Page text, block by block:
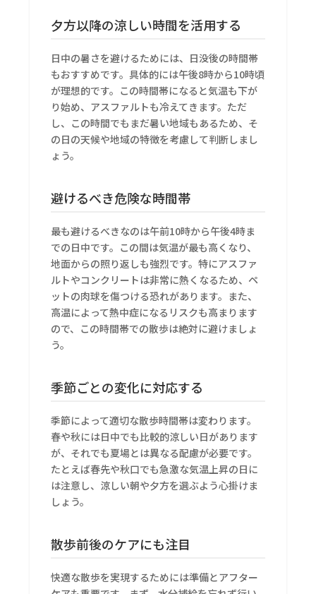
夕方以降の涼しい時間を活用する
日中の暑さを避けるためには、日没後の時間帯
もおすすめです。具体的には午後8時から10時頃
が理想的です。この時間帯になると気温も下が
り始め、アスファルトも冷えてきます。ただ
し、この時間でもまだ暑い地域もあるため、そ
の日の天候や地域の特徴を考慮して判断しまし
ょう。
避けるべき危険な時間帯
最も避けるべきなのは午前10時から午後4時ま
での日中です。この間は気温が最も高くなり、
地面からの照り返しも強烈です。特にアスファ
ルトやコンクリートは非常に熱くなるため、ペ
ットの肉球を傷つける恐れがあります。また、
高温によって熱中症になるリスクも高まります
ので、この時間帯での散歩は絶対に避けましょ
う。
季節ごとの変化に対応する
季節によって適切な散歩時間帯は変わります。
春や秋には日中でも比較的涼しい日があります
が、それでも夏場とは異なる配慮が必要です。
たとえば春先や秋口でも急激な気温上昇の日に
は注意し、涼しい朝や夕方を選ぶよう心掛けま
しょう。
散歩前後のケアにも注目
快適な散歩を実現するためには準備とアフター